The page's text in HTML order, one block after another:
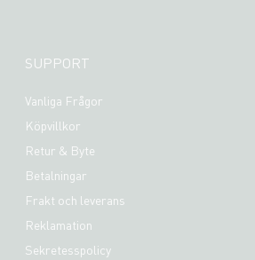
SUPPORT
Vanliga Frågor
Köpvillkor
Retur & Byte
Betalningar
Frakt och leverans
Reklamation
Sekretesspolicy